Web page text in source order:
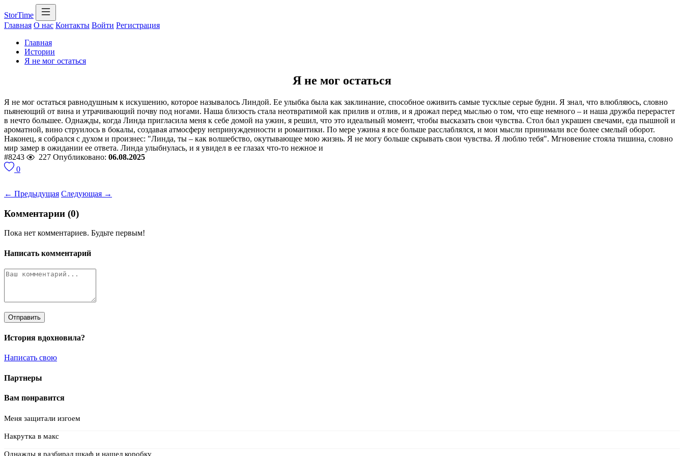
StorTime
Главная О нас Контакты Войти Регистрация
Главная
Истории
Я не мог остаться
Я не мог остаться
Я не мог остаться равнодушным к искушению, которое называлось Линдой. Ее улыбка была как заклинание, способное оживить самые тусклые серые будни. Я знал, что влюбляюсь, словно
пьянеющий от вина и утрачивающий почву под ногами. Наша близость стала неотвратимой как прилив и отлив, и я дрожал перед мыслью о том, что еще немного – и наша дружба перерастет
в нечто большее. Однажды, когда Линда пригласила меня к себе домой на ужин, я решил, что это идеальный момент, чтобы высказать свои чувства. Стол был украшен свечами, еда пышной и
ароматной, вино струилось в бокалы, создавая атмосферу непринужденности и романтики. По мере ужина я все больше расслаблялся, и мои мысли принимали все более смелый оборот.
Наконец, я собрался с духом и произнес: "Линда, ты – как волшебство, окутывающее мою жизнь. Я не могу больше скрывать свои чувства. Я люблю тебя". Мгновение стояла тишина, словно
мир замер в ожидании ее ответа. Линда улыбнулась, и я увидел в ее глазах что-то нежное и
#8243
227 Опубликовано: 06.08.2025
0
← Предыдущая Следующая →
Комментарии (0)
Пока нет комментариев. Будьте первым!
Написать комментарий
Отправить
История вдохновила?
Написать свою
Партнеры
Вам понравится
Меня защитали изгоем
Накрутка в макс
Однажды я разбирал шкаф и нашел коробку